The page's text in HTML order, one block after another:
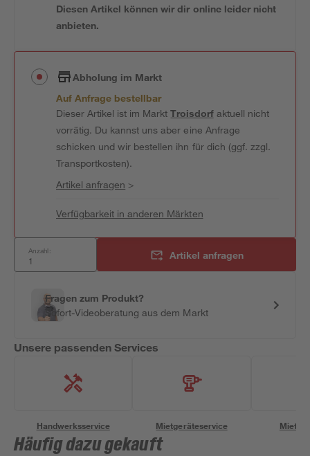
Diesen Artikel können wir dir online leider nicht
anbieten.
Abholung im Markt
Auf Anfrage bestellbar
Dieser Artikel ist im MarktTroisdorfaktuell nicht
vorrätig. Du kannst uns aber eine Anfrage
schicken und wir bestellen ihn für dich (ggf. zzgl.
Transportkosten).
Artikel anfragen >
Verfügbarkeit in anderen Märkten
Anzahl: Artikel anfragen
Fragen zum Produkt?
Sofort-Videoberatung aus dem Markt
Unsere passenden Services
Handwerksservice Mietgeräteservice
Häufig dazu gekauft